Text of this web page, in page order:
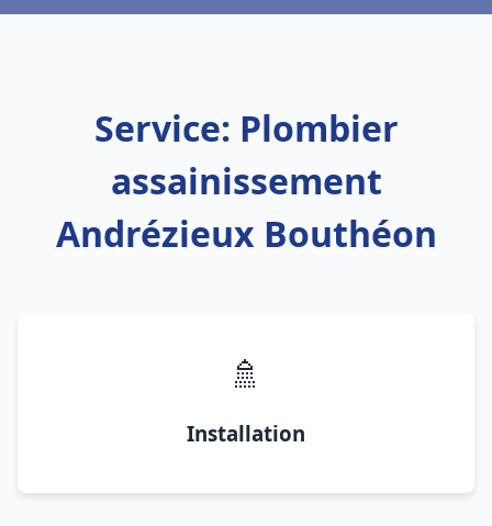
Service: Plombier
assainissement
Andrézieux Bouthéon
🚿
Installation